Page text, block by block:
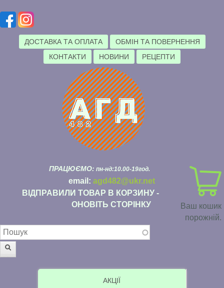
ДОСТАВКА ТА ОПЛАТА
ОБМІН ТА ПОВЕРНЕННЯ
КОНТАКТИ
НОВИНИ РЕЦЕПТИ
Ваш кошик
порожній.
ПРАЦЮЄМО: пн-нд:10.00-19год.
email: agd482@ukr.net
ВІДПРАВИЛИ ТОВАР В КОРЗИНУ -
ОНОВІТЬ СТОРІНКУ
Пошукова форма
АКЦІЇ